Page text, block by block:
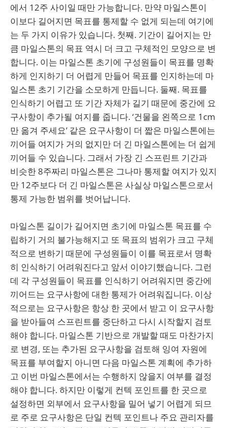
에서 12주 사이일 때만 가능합니다. 만약 마일스톤이
이보다 길어지면 목표를 통제할 수 없게 되는데 여기에
는 두 가지 이유가 있습니다. 첫째. 기간이 길어지는 만
큼 마일스톤의 목표 역시 더 크고 구체적인 모양으로 변
합니다. 이는 마일스톤 초기에 구성원들이 목표를 명확
하게 인지하기 더 어렵게 만들어 목표를 인지하는데 마
일스톤 초기 기간을 소모하게 만듭니다. 둘째. 목표를
인식하기 어렵고 또 기간 자체가 길기 때문에 중간에 요
구사항이 추가될 여지를 줍니다. ‘건물을 왼쪽으로 1cm
만 옮겨 주세요’ 같은 요구사항이 더 짧은 마일스톤에는
끼어들 여지가 거의 없지만 더 긴 마일스톤에는 더 쉽게
끼어들 수 있습니다. 그래서 가장 긴 스프린트 기간과
비슷한 8주짜리 마일스톤은 그나마 통제할 여지가 있지
만 12주보다 더 긴 마일스톤은 사실상 마일스톤으로서
통제 가능한 범위를 벗어납니다.
마일스톤 길이가 길어지면 초기에 마일스톤 목표를 수
립하기 거의 불가능해지고 또 목표의 범위가 크고 구체
적으로 변하기 때문에 구성원들이 이를 목표로서 명확
히 인식하기 어려워진다고 앞서 이야기했습니다. 그런
데 각 구성원들이 목표를 인식하기 어려워지면 중간에
끼어드는 요구사항에 대한 통제가 어려워집니다. 이상
적으로는 요구사항은 항상 한 곳에서 받고 이 요구사항
을 받아들여 스프린트를 중단하고 다시 시작할지 검토
해야 합니다. 마일스톤 기반으로 개발할 때도 마찬가지
로 변경, 또는 추가된 요구사항을 검토해 잉여 자원에
목표를 부여할지 아니면 다음 마일스톤 계획에 추가하
고 이번 마일스톤에서는 수행하지 않을지 여부를 결정
해야 합니다. 하지만 이렇게 컨텍 포인트를 한 곳으로
설정하면 외부에서 요구사항을 밀어 넣기 어렵게 되므
로 주로 요구사항은 단일 컨텍 포인트나 주요 관리자를